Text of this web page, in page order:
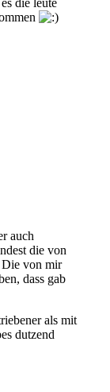
die leute
auch
die von
von mir
dass gab
als mit
dutzend